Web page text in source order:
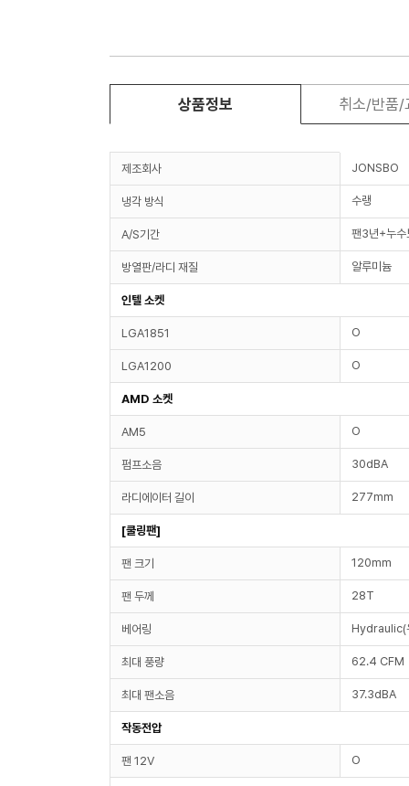
상품정보 취소/반품/
제조회사 JONSBO
냉각 방식 수랭
A/S기간 팬3년+누수
방열판/라디 재질 알루미늄
인텔 소켓
LGA1851 O
LGA1200 O
AMD 소켓
AM5 O
펌프소음 30dBA
라디에이터 길이 277mm
[쿨링팬]
팬 크기 120mm
팬 두께 28T
베어링 Hydraulic(
최대 풍량 62.4 CFM
최대 팬소음 37.3dBA
작동전압
팬 12V O